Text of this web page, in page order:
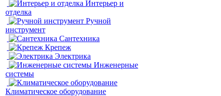
Интерьер и
отделка
Ручной
инструмент
Сантехника
Крепеж
Электрика
Инженерные
системы
Климатическое оборудование